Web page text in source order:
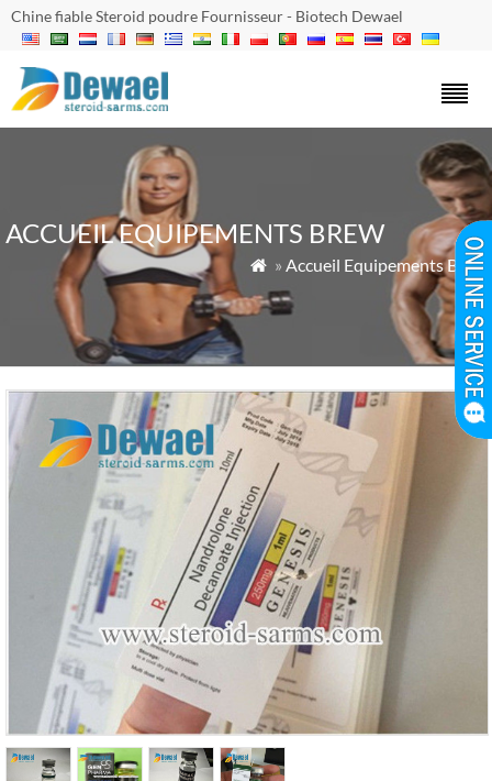
Chine fiable Steroid poudre Fournisseur - Biotech Dewael
ACCUEIL EQUIPEMENTS BREW
 » Accueil Equipements Brew